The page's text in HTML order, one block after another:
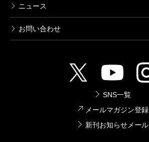
ニュース
お問い合わせ
SNS一覧
メールマガジン登録
新刊お知らせメール